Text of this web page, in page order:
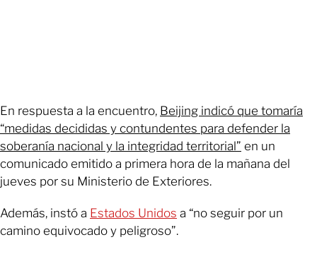
En respuesta a la encuentro, Beijing indicó que tomaría
“medidas decididas y contundentes para defender la
soberanía nacional y la integridad territorial” en un
comunicado emitido a primera hora de la mañana del
jueves por su Ministerio de Exteriores.
Además, instó a Estados Unidos a “no seguir por un
camino equivocado y peligroso”.